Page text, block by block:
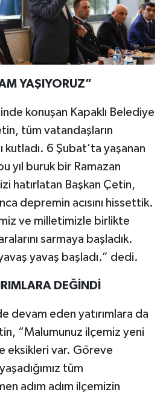
YAŞIYORUZ”
konuşan Kapaklı Belediye
tüm vatandaşların
kutladı. 6 Şubat’ta yaşanan
yıl buruk bir Ramazan
hatırlatan Başkan Çetin,
depremin acısını hissettik.
ve milletimizle birlikte
sarmaya başladık.
yavaş başladı.” dedi.
DEĞİNDİ
devam eden yatırımlara da
“Malumunuz ilçemiz yeni
eksikleri var. Göreve
tüm
adım adım ilçemizin